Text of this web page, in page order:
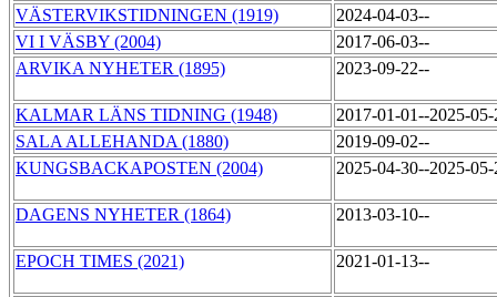
VÄSTERVIKSTIDNINGEN (1919)
2024-04-03--
VI I VÄSBY (2004)
2017-06-03--
ARVIKA NYHETER (1895)
2023-09-22--
KALMAR LÄNS TIDNING (1948)
2017-01-01--2025-
SALA ALLEHANDA (1880)
2019-09-02--
KUNGSBACKAPOSTEN (2004)
2025-04-30--2025-
DAGENS NYHETER (1864) 2013-03-10--
EPOCH TIMES (2021) 2021-01-13--